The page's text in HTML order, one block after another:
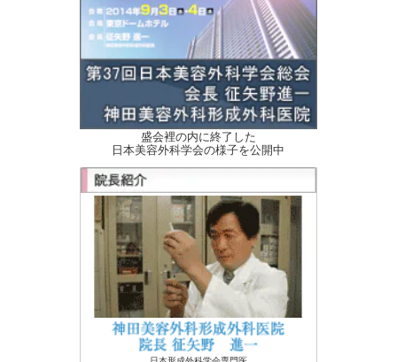
盛会裡の内に終了した
日本美容外科学会の様子を公開中